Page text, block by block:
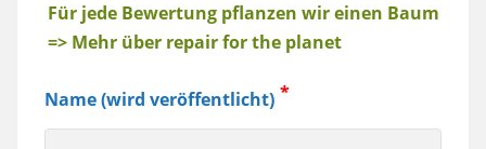
Baum
Für jede Bewertung pflanzen wir einen Baum
=> Mehr über repair for the planet
Name (wird veröffentlicht)